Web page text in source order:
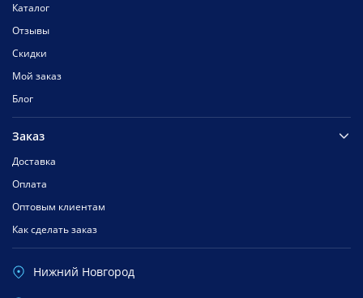
Каталог
Отзывы
Скидки
Мой заказ
Блог
Заказ
Доставка
Оплата
Оптовым клиентам
Как сделать заказ
Нижний Новгород